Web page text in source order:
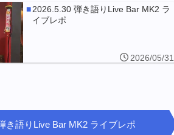
2026.5.30 弾き語りLive Bar MK2 ラ
イブレポ
2026/05/31
き語りLive Bar MK2 ライブレポ